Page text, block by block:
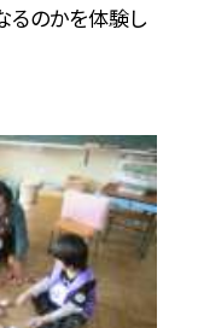
るのかを体験し